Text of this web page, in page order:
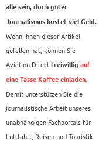
alle sein, doch guter
Journalismus kostet viel Geld.
Wenn Ihnen dieser Artikel
gefallen hat, können Sie
Aviation.Direct freiwillig auf
eine Tasse Kaffee einladen.
Damit unterstützen Sie die
journalistische Arbeit unseres
unabhängigen Fachportals für
Luftfahrt, Reisen und Touristik